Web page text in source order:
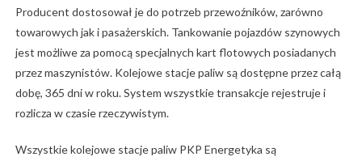
Producent dostosował je do potrzeb przewoźników, zarówno
towarowych jak i pasażerskich. Tankowanie pojazdów szynowych
jest możliwe za pomocą specjalnych kart flotowych posiadanych
przez maszynistów. Kolejowe stacje paliw są dostępne przez całą
dobę, 365 dni w roku. System wszystkie transakcje rejestruje i
rozlicza w czasie rzeczywistym.
Wszystkie kolejowe stacje paliw PKP Energetyka są